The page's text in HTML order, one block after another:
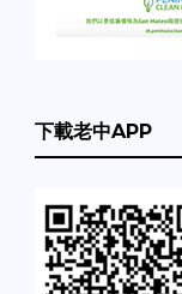
下載老中APP